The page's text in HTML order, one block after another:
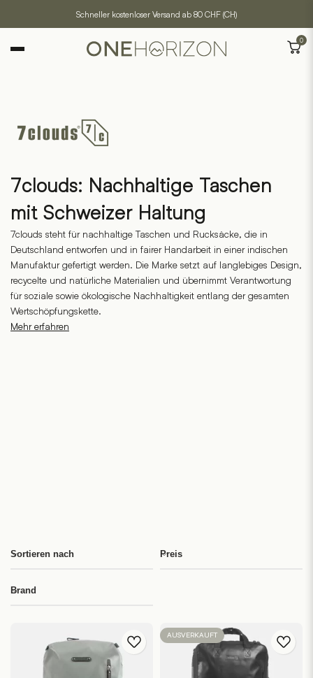
Schneller kostenloser Versand ab 80 CHF (CH)
0
7clouds: Nachhaltige Taschen
mit Schweizer Haltung
7clouds steht für nachhaltige Taschen und Rucksäcke, die in
Deutschland entworfen und in fairer Handarbeit in einer indischen
Manufaktur gefertigt werden. Die Marke setzt auf langlebiges Design,
recycelte und natürliche Materialien und übernimmt Verantwortung
für soziale sowie ökologische Nachhaltigkeit entlang der gesamten
Wertschöpfungskette.
Mehr erfahren
Sortieren nach Preis
Brand
AUSVERKAUFT